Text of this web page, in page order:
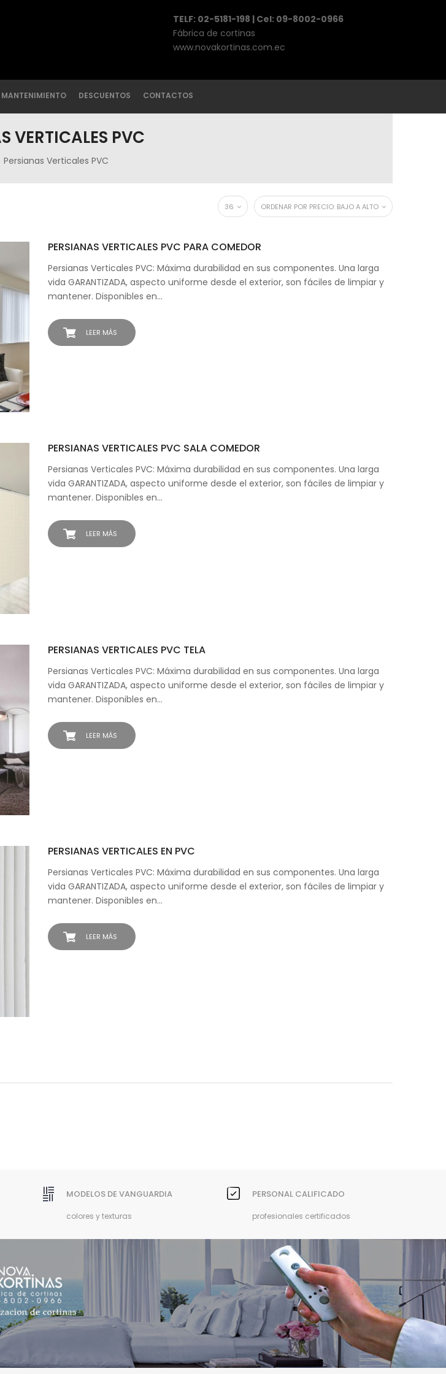
TELF: 02-5181-198 | Cel: 09-8002-0966
Fábrica de cortinas
www.novakortinas.com.ec
MANTENIMIENTO DESCUENTOS CONTACTOS
VERTICALES PVC
Persianas Verticales PVC
ORDENAR POR PRECIO: BAJO A ALTO
36
LEER MÁS
PERSIANAS VERTICALES PVC PARA COMEDOR
Persianas Verticales PVC: Máxima durabilidad en sus componentes. Una larga
vida GARANTIZADA, aspecto uniforme desde el exterior, son fáciles de limpiar y
mantener. Disponibles en…
LEER MÁS
PERSIANAS VERTICALES PVC SALA COMEDOR
Persianas Verticales PVC: Máxima durabilidad en sus componentes. Una larga
vida GARANTIZADA, aspecto uniforme desde el exterior, son fáciles de limpiar y
mantener. Disponibles en…
LEER MÁS
PERSIANAS VERTICALES PVC TELA
Persianas Verticales PVC: Máxima durabilidad en sus componentes. Una larga
vida GARANTIZADA, aspecto uniforme desde el exterior, son fáciles de limpiar y
mantener. Disponibles en…
LEER MÁS
PERSIANAS VERTICALES EN PVC
Persianas Verticales PVC: Máxima durabilidad en sus componentes. Una larga
vida GARANTIZADA, aspecto uniforme desde el exterior, son fáciles de limpiar y
mantener. Disponibles en…
MODELOS DE VANGUARDIA
colores y texturas
PERSONAL CALIFICADO
profesionales certificados